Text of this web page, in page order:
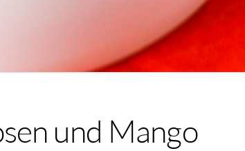
und Mango